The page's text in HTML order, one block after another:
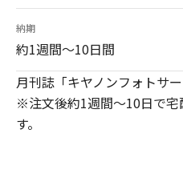
納期
約1週間～10日間
月刊誌「キヤノンフォトサ
※注文後約1週間～10日で宅
す。